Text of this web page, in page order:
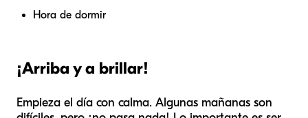
Hora de dormir
¡Arriba y a brillar!
Empieza el día con calma. Algunas mañanas son